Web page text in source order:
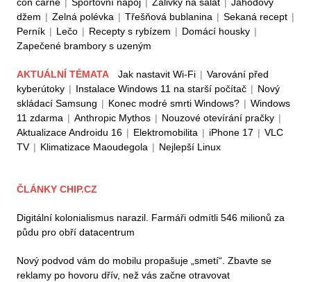
con carne | Sportovní nápoj | Zálivky na salát | Jahodový
džem | Zelná polévka | Třešňová bublanina | Sekaná recept |
Perník | Lečo | Recepty s rybízem | Domácí housky |
Zapečené brambory s uzeným
AKTUÁLNÍ TÉMATA Jak nastavit Wi-Fi | Varování před
kyberútoky | Instalace Windows 11 na starší počítač | Nový
skládací Samsung | Konec modré smrti Windows? | Windows
11 zdarma | Anthropic Mythos | Nouzové otevírání pračky |
Aktualizace Androidu 16 | Elektromobilita | iPhone 17 | VLC
TV | Klimatizace Maoudegola | Nejlepší Linux
ČLÁNKY CHIP.CZ
Digitální kolonialismus narazil. Farmáři odmítli 546 milionů za
půdu pro obří datacentrum
Nový podvod vám do mobilu propašuje „smetí“. Zbavte se
reklamy po hovoru dřív, než vás začne otravovat